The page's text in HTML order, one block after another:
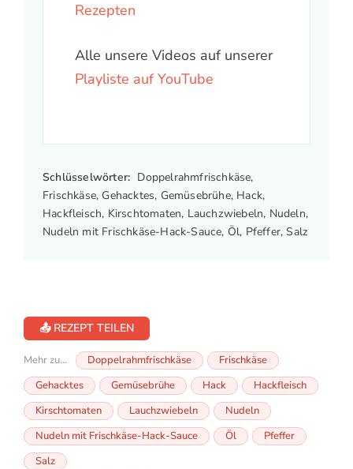
Rezepten
Alle unsere Videos auf unserer
Playliste auf YouTube
Schlüsselwörter: Doppelrahmfrischkäse,
Frischkäse, Gehacktes, Gemüsebrühe, Hack,
Hackfleisch, Kirschtomaten, Lauchzwiebeln, Nudeln,
Nudeln mit Frischkäse-Hack-Sauce, Öl, Pfeffer, Salz
📤 REZEPT TEILEN
Mehr zu... Doppelrahmfrischkäse
Frischkäse
Gehacktes
Gemüsebrühe Hack
Hackfleisch
Kirschtomaten
Lauchzwiebeln
Nudeln
Nudeln mit Frischkäse-Hack-Sauce
Öl
Pfeffer
Salz